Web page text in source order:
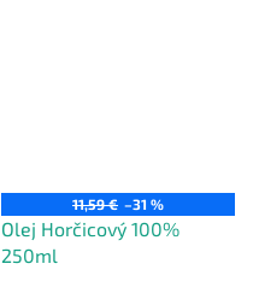
11,59 € –31 %
Olej Horčicový 100%
250ml